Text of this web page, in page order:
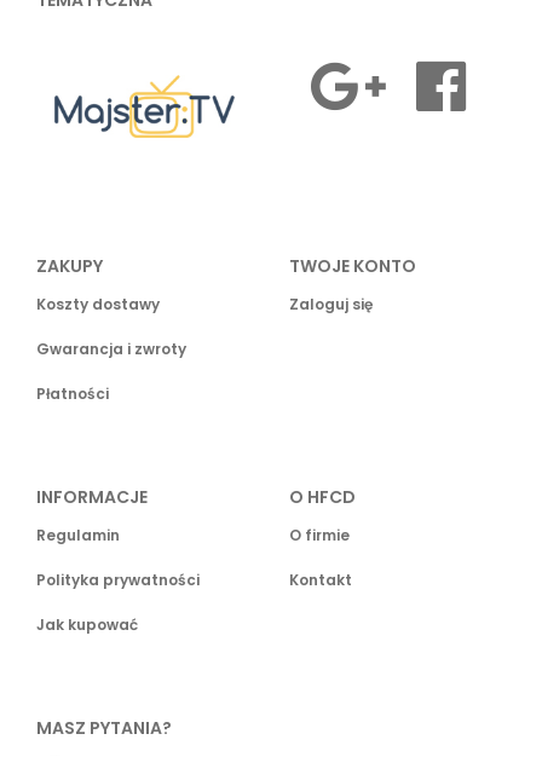
ZAKUPY
Koszty dostawy
Gwarancja i zwroty
Płatności
TWOJE KONTO
Zaloguj się
INFORMACJE
Regulamin
Polityka prywatności
Jak kupować
O HFCD
O firmie
Kontakt
MASZ PYTANIA?